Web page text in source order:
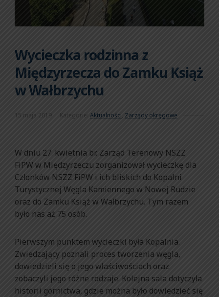
Wycieczka rodzinna z
Międzyrzecza do Zamku Książ
w Wałbrzychu
15 maja 2019 Kategorie: Aktualności, Zarządy okręgowe
W dniu 27. kwietnia br. Zarząd Terenowy NSZZ
FiPW w Międzyrzeczu zorganizował wycieczkę dla
Członków NSZZ FiPW i ich bliskich do Kopalni
Turystycznej Węgla Kamiennego w Nowej Rudzie
oraz do Zamku Książ w Wałbrzychu. Tym razem
było nas aż 75 osób.
Pierwszym punktem wycieczki była Kopalnia.
Zwiedzający poznali proces tworzenia węgla,
dowiedzieli się o jego właściwościach oraz
zobaczyli jego różne rodzaje. Kolejna sala dotyczyła
historii górnictwa, gdzie można było dowiedzieć się